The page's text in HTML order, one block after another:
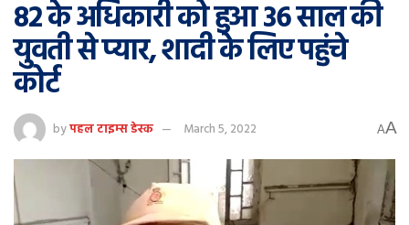
82 के अधिकारी को हुआ 36 साल की
युवती से प्यार, शादी के लिए पहुंचे
कोर्ट
byपहल टाइम्स डेस्क March 5, 2022 AA